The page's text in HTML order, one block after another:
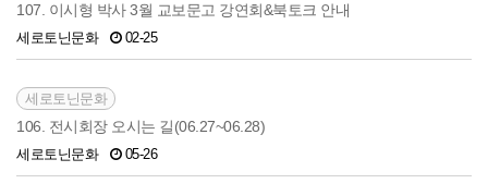
107. 이시형 박사 3월 교보문고 강연회&북토크 안내
세로토닌문화 02-25
세로토닌문화
106. 전시회장 오시는 길(06.27~06.28)
세로토닌문화 05-26